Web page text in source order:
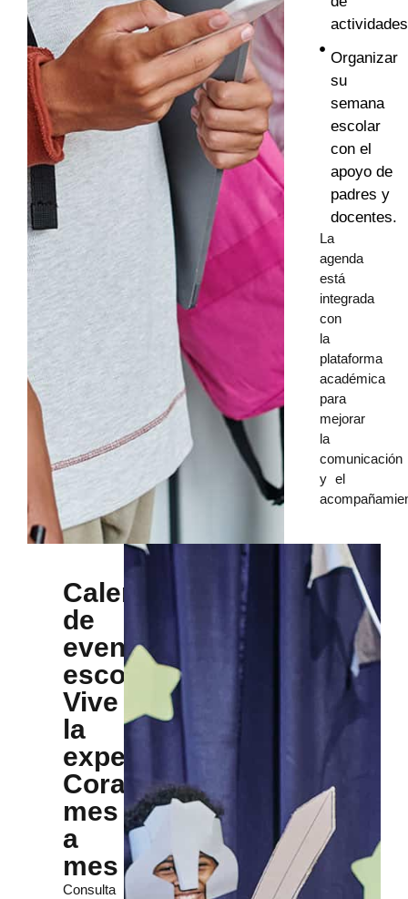
Organizar
su
semana
escolar
con el
apoyo de
padres y
docentes.
La
agenda
está
integrada
con
la
plataforma
académica
para
mejorar
la
comunicación
y el
Calendario
de
eventos
escolares
Vive
la
experiencia
Corazonista
mes
a
mes
Consulta